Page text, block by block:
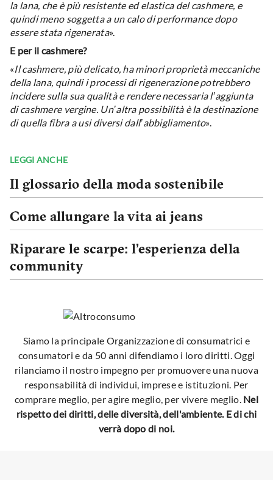
la lana, che è più resistente ed elastica del cashmere, e
quindi meno soggetta a un calo di performance dopo
essere stata rigenerata».
E per il cashmere?
«Il cashmere, più delicato, ha minori proprietà meccaniche
della lana, quindi i processi di rigenerazione potrebbero
incidere sulla sua qualità e rendere necessaria l’aggiunta
di cashmere vergine. Un’altra possibilità è la destinazione
di quella fibra a usi diversi dall’abbigliamento».
LEGGI ANCHE
Il glossario della moda sostenibile
Come allungare la vita ai jeans
Riparare le scarpe: l’esperienza della
community
Siamo la principale Organizzazione di consumatrici e
consumatori e da 50 anni difendiamo i loro diritti. Oggi
rilanciamo il nostro impegno per promuovere una nuova
responsabilità di individui, imprese e istituzioni. Per
comprare meglio, per agire meglio, per vivere meglio. Nel
rispetto dei diritti, delle diversità, dell'ambiente. E di chi
verrà dopo di noi.